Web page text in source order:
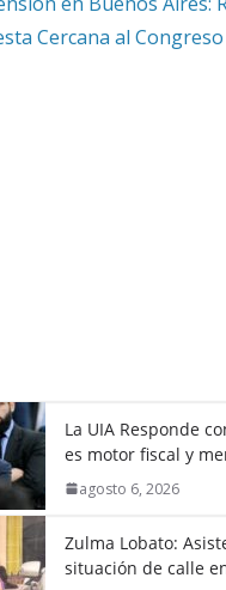
La UIA Responde
es motor fiscal y
agosto 6, 2026
Zulma Lobato:
situación de calle